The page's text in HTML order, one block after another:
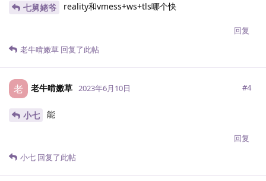
七舅姥爷 reality和vmess+ws+tls哪个快
回复
老牛啃嫩草 回复了此帖
老 老牛啃嫩草 2023年6月10日 #4
小七 能
回复
小七 回复了此帖